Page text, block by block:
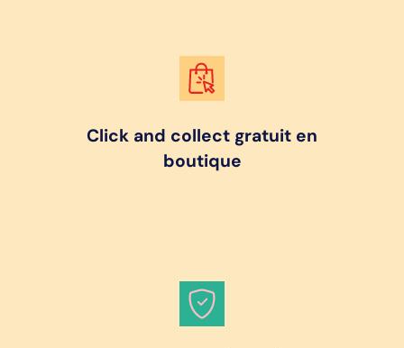
Click and collect gratuit en
boutique